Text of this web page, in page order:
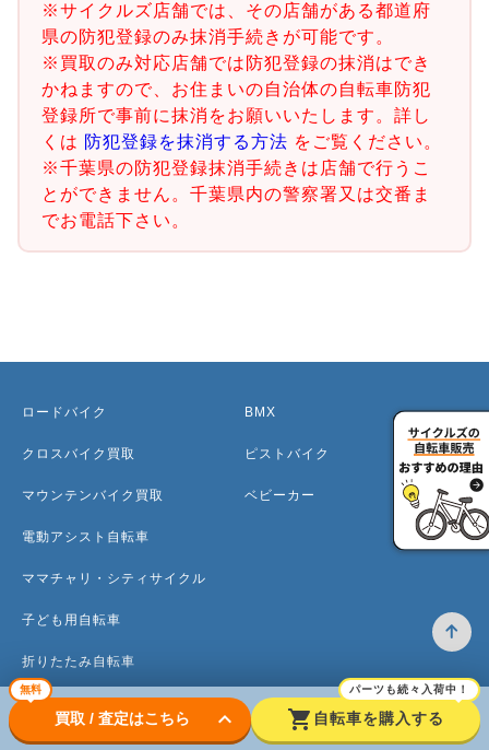
※サイクルズ店舗では、その店舗がある都道府
県の防犯登録のみ抹消手続きが可能です。
※買取のみ対応店舗では防犯登録の抹消はでき
かねますので、お住まいの自治体の自転車防犯
登録所で事前に抹消をお願いいたします。詳し
くは 防犯登録を抹消する方法 をご覧ください。
※千葉県の防犯登録抹消手続きは店舗で行うこ
とができません。千葉県内の警察署又は交番ま
でお電話下さい。
無料
買取 / 査定はこちら keyboard_arrow_down shopping_cart
パーツも続々入荷中！
自転車を購入する
ロードバイク
クロスバイク買取
マウンテンバイク買取
電動アシスト自転車
ママチャリ・シティサイクル
子ども用自転車
折りたたみ自転車
ミニベロ
BMX
ピストバイク
ベビーカー